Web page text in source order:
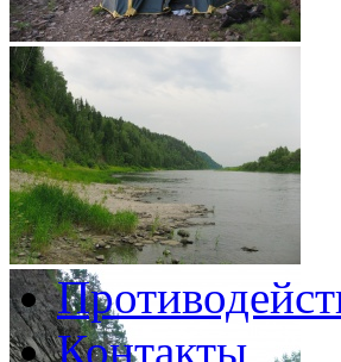
Контакты